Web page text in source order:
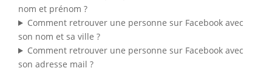
nom et prénom ?
Comment retrouver une personne sur Facebook avec
son nom et sa ville ?
Comment retrouver une personne sur Facebook avec
son adresse mail ?